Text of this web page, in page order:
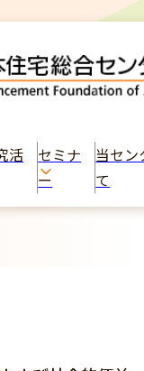
活
セミナ
ー
当セン
て